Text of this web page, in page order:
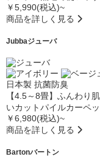
￥5,990(税込)~
商品を詳しく見る
Jubbaジューバ
日本製 抗菌防臭
【4.5～8畳】ふんわり
いカットパイルカーペッ
￥6,980(税込)~
商品を詳しく見る
Bartonバートン